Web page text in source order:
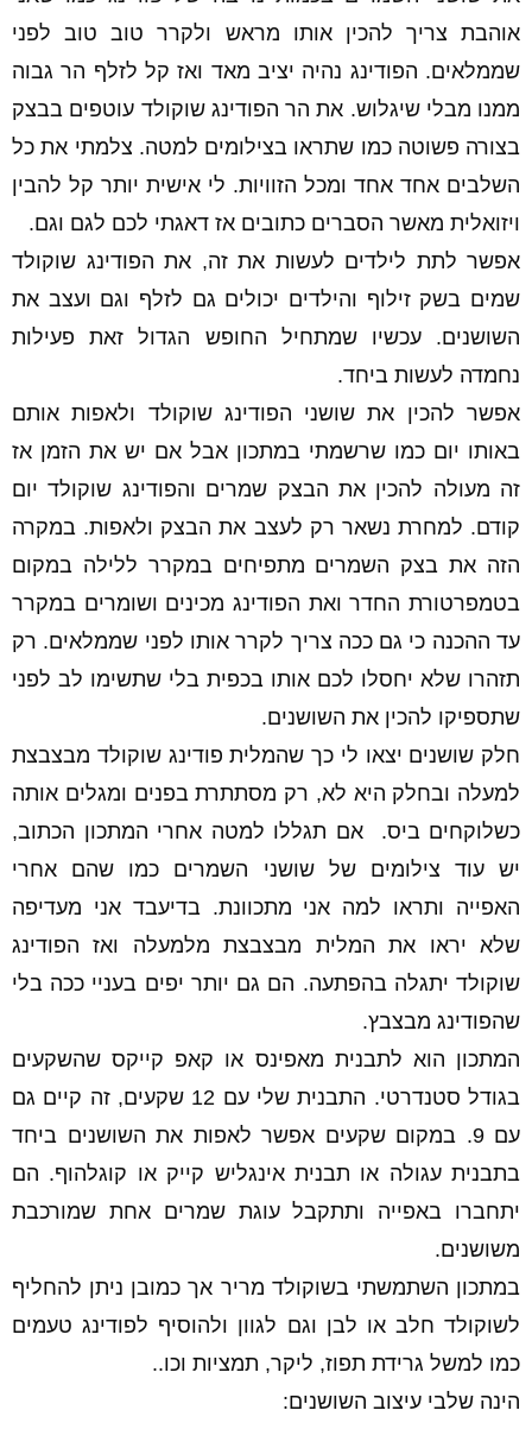
אוהבת צריך להכין אותו מראש ולקרר טוב טוב לפני
שממלאים. הפודינג נהיה יציב מאד ואז קל לזלף הר גבוה
ממנו מבלי שיגלוש. את הר הפודינג שוקולד עוטפים בבצק
בצורה פשוטה כמו שתראו בצילומים למטה. צלמתי את כל
השלבים אחד אחד ומכל הזוויות. לי אישית יותר קל להבין
ויזואלית מאשר הסברים כתובים אז דאגתי לכם לגם וגם.
אפשר לתת לילדים לעשות את זה, את הפודינג שוקולד
שמים בשק זילוף והילדים יכולים גם לזלף וגם ועצב את
השושנים. עכשיו שמתחיל החופש הגדול זאת פעילות
נחמדה לעשות ביחד.
אפשר להכין את שושני הפודינג שוקולד ולאפות אותם
באותו יום כמו שרשמתי במתכון אבל אם יש את הזמן אז
זה מעולה להכין את הבצק שמרים והפודינג שוקולד יום
קודם. למחרת נשאר רק לעצב את הבצק ולאפות. במקרה
הזה את בצק השמרים מתפיחים במקרר ללילה במקום
בטמפרטורת החדר ואת הפודינג מכינים ושומרים במקרר
עד ההכנה כי גם ככה צריך לקרר אותו לפני שממלאים. רק
תזהרו שלא יחסלו לכם אותו בכפית בלי שתשימו לב לפני
שתספיקו להכין את השושנים.
חלק שושנים יצאו לי כך שהמלית פודינג שוקולד מבצבצת
למעלה ובחלק היא לא, רק מסתתרת בפנים ומגלים אותה
כשלוקחים ביס. אם תגללו למטה אחרי המתכון הכתוב,
יש עוד צילומים של שושני השמרים כמו שהם אחרי
האפייה ותראו למה אני מתכוונת. בדיעבד אני מעדיפה
שלא יראו את המלית מבצבצת מלמעלה ואז הפודינג
שוקולד יתגלה בהפתעה. הם גם יותר יפים בעניי ככה בלי
שהפודינג מבצבץ.
המתכון הוא לתבנית מאפינס או קאפ קייקס שהשקעים
בגודל סטנדרטי. התבנית שלי עם 12 שקעים, זה קיים גם
עם 9. במקום שקעים אפשר לאפות את השושנים ביחד
בתבנית עגולה או תבנית אינגליש קייק או קוגלהוף. הם
יתחברו באפייה ותתקבל עוגת שמרים אחת שמורכבת
משושנים.
במתכון השתמשתי בשוקולד מריר אך כמובן ניתן להחליף
לשוקולד חלב או לבן וגם לגוון ולהוסיף לפודינג טעמים
כמו למשל גרידת תפוז, ליקר, תמציות וכו..
הינה שלבי עיצוב השושנים: